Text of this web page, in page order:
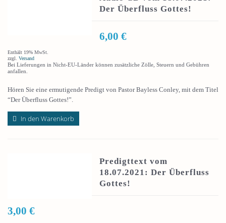
Der Überfluss Gottes!
6,00€
Enthält 19% MwSt.
zzgl. Versand
Bei Lieferungen in Nicht-EU-Länder können zusätzliche Zölle, Steuern und Gebühren
anfallen.
Hören Sie eine ermutigende Predigt von Pastor Bayless Conley, mit dem Titel
“Der Überfluss Gottes!”.
In den Warenkorb
Predigttext vom
18.07.2021: Der Überfluss
Gottes!
3,00 €